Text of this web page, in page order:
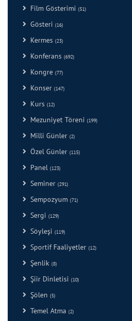
Film Gösterimi (51)
Gösteri (16)
Kermes (23)
Konferans (692)
Kongre (77)
Konser (147)
Kurs (12)
Mezuniyet Töreni (199)
Milli Günler (2)
Özel Günler (115)
Panel (123)
Seminer (291)
Sempozyum (71)
Sergi (129)
Söyleşi (119)
Sportif Faaliyetler (12)
Şenlik (8)
Şiir Dinletisi (10)
Şölen (5)
Temel Atma (2)